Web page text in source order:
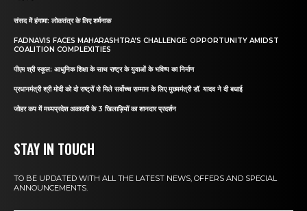
संसद में हंगामा: लोकतंत्र के लिए शर्मनाक
FADNAVIS FACES MAHARASHTRA’S CHALLENGE: OPPORTUNITY AMIDST
COALITION COMPLEXITIES
पीएम श्री स्कूल: आधुनिक शिक्षा के साथ राष्ट्र के युवाओं के भविष्य का निर्माण
प्रधानमंत्री श्री मोदी को दो राष्ट्रों से मिले सर्वोच्च सम्मान के लिए मुख्यमंत्री डॉ. यादव ने दी बधाई
जोहर कप में मध्यप्रदेश अकादमी के 3 खिलाड़ियों का शानदार प्रदर्शन
STAY IN TOUCH
TO BE UPDATED WITH ALL THE LATEST NEWS, OFFERS AND SPECIAL
ANNOUNCEMENTS.